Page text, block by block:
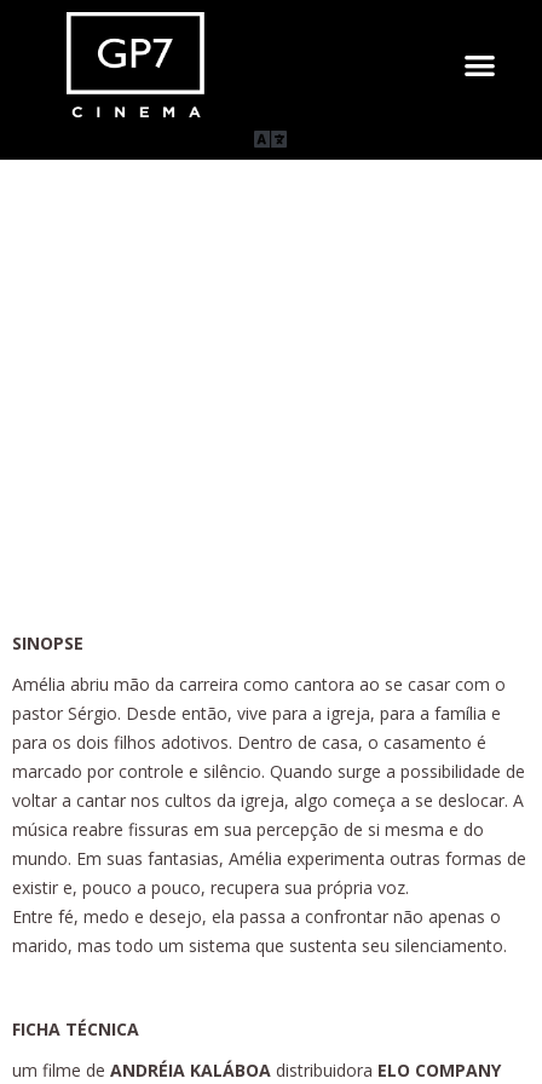
SINOPSE
Amélia abriu mão da carreira como cantora ao se casar com o
pastor Sérgio. Desde então, vive para a igreja, para a família e
para os dois filhos adotivos. Dentro de casa, o casamento é
marcado por controle e silêncio. Quando surge a possibilidade de
voltar a cantar nos cultos da igreja, algo começa a se deslocar. A
música reabre fissuras em sua percepção de si mesma e do
mundo. Em suas fantasias, Amélia experimenta outras formas de
existir e, pouco a pouco, recupera sua própria voz.
Entre fé, medo e desejo, ela passa a confrontar não apenas o
marido, mas todo um sistema que sustenta seu silenciamento.
FICHA TÉCNICA
um filme de ANDRÉIA KALÁBOA distribuidora ELO COMPANY